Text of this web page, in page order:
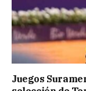
Juegos